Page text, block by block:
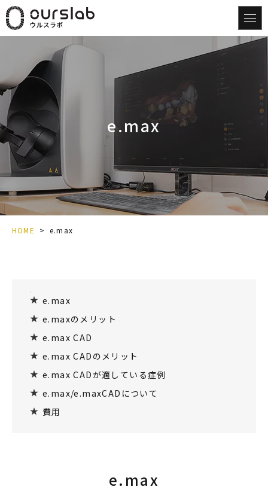
e.max
HOME > e.max
e.max
e.maxのメリット
e.max CAD
e.max CADのメリット
e.max CADが適している症例
e.max/e.maxCAD について
費用
e.max